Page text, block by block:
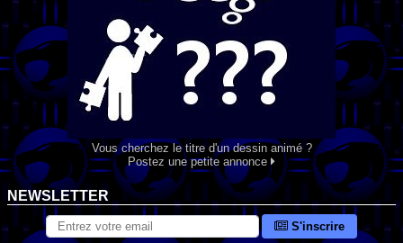
Vous cherchez le titre d'un dessin animé ?
Postez une petite annonce
NEWSLETTER
S'inscrire